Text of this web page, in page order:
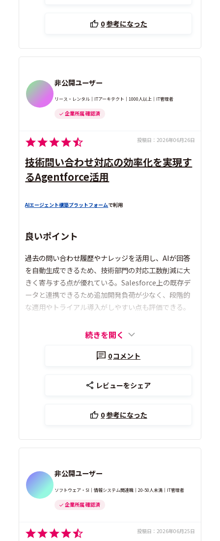
0参考になった
非公開ユーザー
リース・レンタル｜ITアーキテクト｜1000人以上｜IT管理者
企業所属 確認済
投稿日： 2026年06月26日
技術問い合わせ対応の効率化を実現す
るAgentforce活用
AIエージェント構築プラットフォームで利用
良いポイント
過去の問い合わせ履歴やナレッジを活用し、AIが回答
を自動生成できるため、技術部門の対応工数削減に大
きく寄与する点が優れている。Salesforce上の既存デ
ータと連携できるため追加開発負荷が少なく、段階的
な適用やトライアル導入がしやすい点も評価できる。
続きを開く
0コメント
レビューをシェア
0参考になった
非公開ユーザー
ソフトウェア・SI｜情報システム関連職｜20-50人未満｜IT管理者
企業所属 確認済
投稿日： 2026年06月25日